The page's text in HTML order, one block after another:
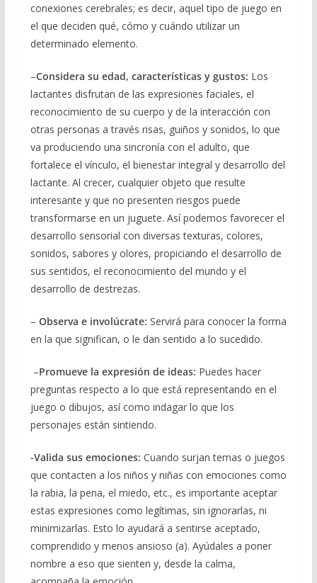
conexiones cerebrales; es decir, aquel tipo de juego en
el que deciden qué, cómo y cuándo utilizar un
determinado elemento.
–Considera su edad, características y gustos: Los
lactantes disfrutan de las expresiones faciales, el
reconocimiento de su cuerpo y de la interacción con
otras personas a través risas, guiños y sonidos, lo que
va produciendo una sincronía con el adulto, que
fortalece el vínculo, el bienestar integral y desarrollo del
lactante. Al crecer, cualquier objeto que resulte
interesante y que no presenten riesgos puede
transformarse en un juguete. Así podemos favorecer el
desarrollo sensorial con diversas texturas, colores,
sonidos, sabores y olores, propiciando el desarrollo de
sus sentidos, el reconocimiento del mundo y el
desarrollo de destrezas.
– Observa e involúcrate: Servirá para conocer la forma
en la que significan, o le dan sentido a lo sucedido.
–Promueve la expresión de ideas: Puedes hacer
preguntas respecto a lo que está representando en el
juego o dibujos, así como indagar lo que los
personajes están sintiendo.
-Valida sus emociones: Cuando surjan temas o juegos
que contacten a los niños y niñas con emociones como
la rabia, la pena, el miedo, etc., es importante aceptar
estas expresiones como legítimas, sin ignorarlas, ni
minimizarlas. Esto lo ayudará a sentirse aceptado,
comprendido y menos ansioso (a). Ayúdales a poner
nombre a eso que sienten y, desde la calma,